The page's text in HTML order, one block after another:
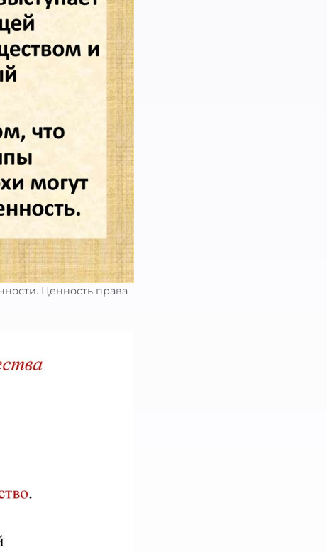
Ценность права